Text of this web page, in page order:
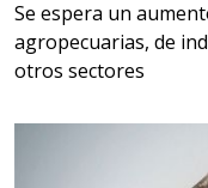
Empresa
Requiere:
Se espera un
agropecuarias, de
otros sectores